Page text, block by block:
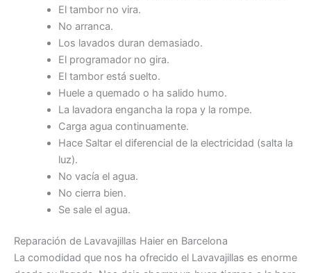
El tambor no vira.
No arranca.
Los lavados duran demasiado.
El programador no gira.
El tambor está suelto.
Huele a quemado o ha salido humo.
La lavadora engancha la ropa y la rompe.
Carga agua continuamente.
Hace Saltar el diferencial de la electricidad (salta la
luz).
No vacía el agua.
No cierra bien.
Se sale el agua.
Reparación de Lavavajillas Haier en Barcelona
La comodidad que nos ha ofrecido el Lavavajillas es enorme